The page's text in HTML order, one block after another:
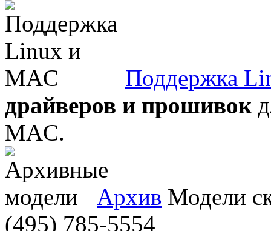
Поддержка
драйверов и прошивок
MAC.
Архив Модели
(495) 785-5554